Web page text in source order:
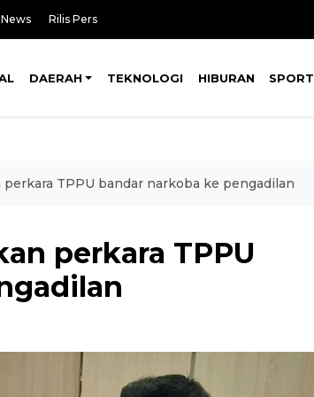
Rilis Pers
DAERAH TEKNOLOGI HIBURAN SPORT
TPPU bandar narkoba ke pengadilan
perkara TPPU